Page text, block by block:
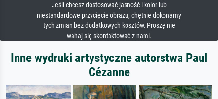
Jeśli chcesz dostosować jasność i kolor lub
niestandardowe przycięcie obrazu, chętnie dokonamy
tych zmian bez dodatkowych kosztów. Proszę nie
wahaj się skontaktować z nami.
Inne wydruki artystyczne autorstwa Paul
Cézanne